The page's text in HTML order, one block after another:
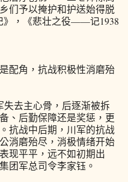
们予以掩护和护送始得脱
》，《悲壮之役——记1938
配角，抗战积极性消磨殆
失去主心骨，后逐渐被拆
、后勤保障还是奖惩，更
抗战中后期，川军的抗战
消磨殆尽，消极情绪开始
现平平，远不如初期出
团军总司令李家钰。